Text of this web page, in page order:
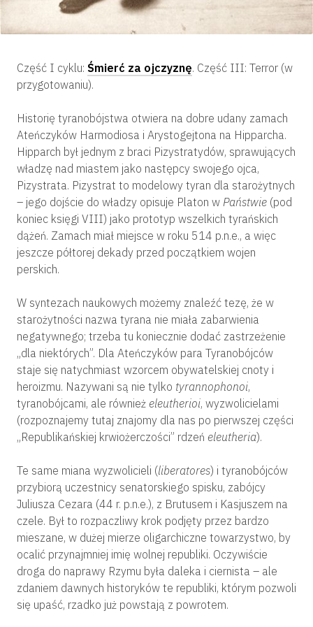
Część I cyklu: Śmierć za ojczyznę. Część III: Terror (w
przygotowaniu).
Historię tyranobójstwa otwiera na dobre udany zamach
Ateńczyków Harmodiosa i Arystogejtona na Hipparcha.
Hipparch był jednym z braci Pizystratydów, sprawujących
władzę nad miastem jako następcy swojego ojca,
Pizystrata. Pizystrat to modelowy tyran dla starożytnych
– jego dojście do władzy opisuje Platon w Państwie (pod
koniec księgi VIII) jako prototyp wszelkich tyrańskich
dążeń. Zamach miał miejsce w roku 514 p.n.e., a więc
jeszcze półtorej dekady przed początkiem wojen
perskich.
W syntezach naukowych możemy znaleźć tezę, że w
starożytności nazwa tyrana nie miała zabarwienia
negatywnego; trzeba tu koniecznie dodać zastrzeżenie
„dla niektórych”. Dla Ateńczyków para Tyranobójców
staje się natychmiast wzorcem obywatelskiej cnoty i
heroizmu. Nazywani są nie tylko tyrannophonoi,
tyranobójcami, ale również eleutherioi, wyzwolicielami
(rozpoznajemy tutaj znajomy dla nas po pierwszej części
„Republikańskiej krwiożerczości” rdzeń eleutheria).
Te same miana wyzwolicieli (liberatores) i tyranobójców
przybiorą uczestnicy senatorskiego spisku, zabójcy
Juliusza Cezara (44 r. p.n.e.), z Brutusem i Kasjuszem na
czele. Był to rozpaczliwy krok podjęty przez bardzo
mieszane, w dużej mierze oligarchiczne towarzystwo, by
ocalić przynajmniej imię wolnej republiki. Oczywiście
droga do naprawy Rzymu była daleka i ciernista – ale
zdaniem dawnych historyków te republiki, którym pozwoli
się upaść, rzadko już powstają z powrotem.